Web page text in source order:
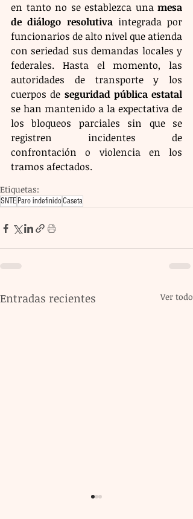
en tanto no se establezca una mesa
de diálogo resolutiva integrada por
funcionarios de alto nivel que atienda
con seriedad sus demandas locales y
federales. Hasta el momento, las
autoridades de transporte y los
cuerpos de seguridad pública estatal
se han mantenido a la expectativa de
los bloqueos parciales sin que se
registren incidentes de
confrontación o violencia en los
tramos afectados.
Etiquetas:
SNTE Paro indefinidoCaseta
Entradas recientes Ver todo